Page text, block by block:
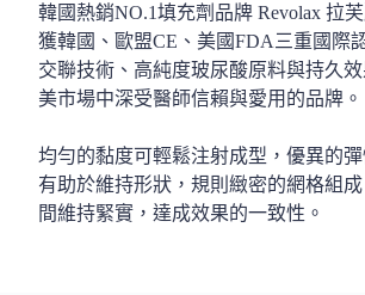
韓國熱銷NO.1填充劑品牌 Revolax 拉
獲韓國、歐盟CE、美國FDA三重國際
交聯技術、高純度玻尿酸原料與持久
美市場中深受醫師信賴與愛用的品牌。
均勻的黏度可輕鬆注射成型，優異的彈
有助於維持形狀，規則緻密的網格組
間維持緊實，達成效果的一致性。